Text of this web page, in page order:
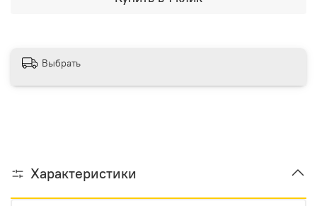
Выбрать
Характеристики